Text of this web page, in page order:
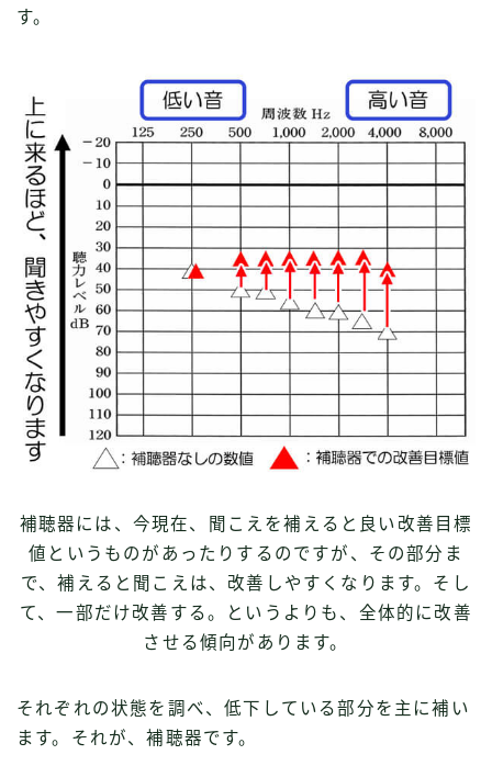
す。
補聴器には、今現在、聞こえを補えると良い改善目標
値というものがあったりするのですが、その部分ま
で、補えると聞こえは、改善しやすくなります。そし
て、一部だけ改善する。というよりも、全体的に改善
させる傾向があります。
それぞれの状態を調べ、低下している部分を主に補い
ます。それが、補聴器です。